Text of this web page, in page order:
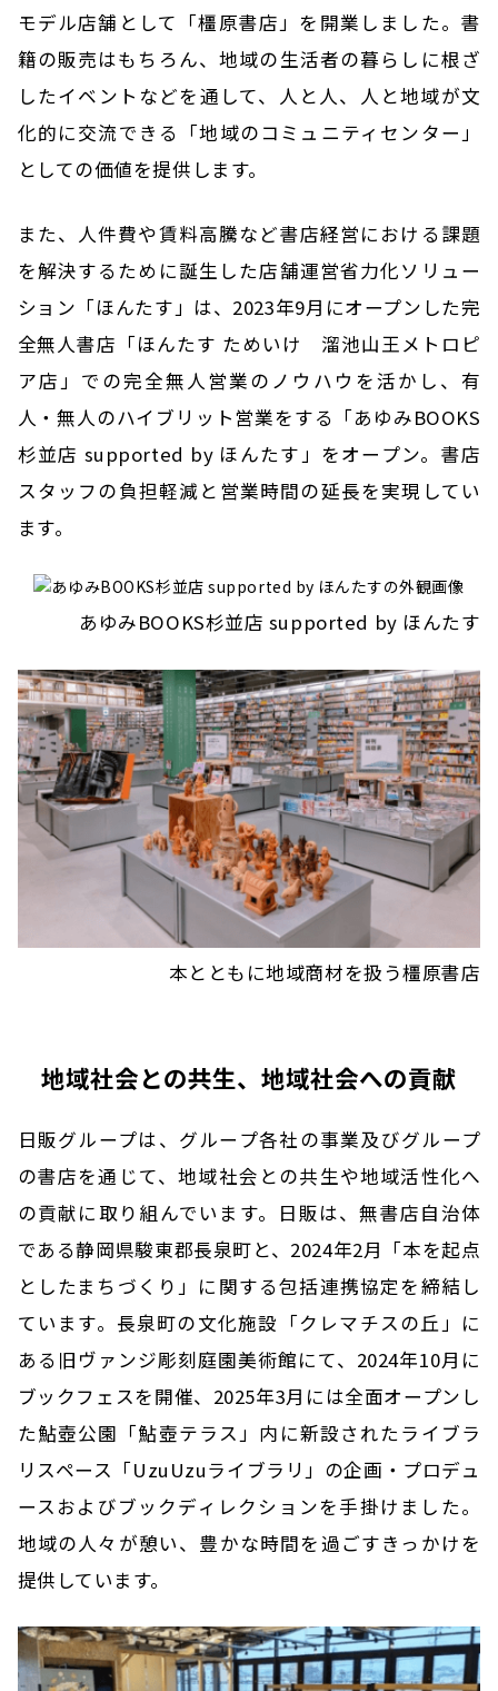
モデル店舗として「橿原書店」を開業しました。書
籍の販売はもちろん、地域の生活者の暮らしに根ざ
したイベントなどを通して、人と人、人と地域が文
化的に交流できる「地域のコミュニティセンター」
としての価値を提供します。
また、人件費や賃料高騰など書店経営における課題
を解決するために誕生した店舗運営省力化ソリュー
ション「ほんたす」は、2023年9月にオープンした完
全無人書店「ほんたす ためいけ 溜池山王メトロピ
ア店」での完全無人営業のノウハウを活かし、有
人・無人のハイブリット営業をする「あゆみBOOKS
杉並店 supported by ほんたす」をオープン。書店
スタッフの負担軽減と営業時間の延長を実現してい
ます。
あゆみBOOKS杉並店 supported by ほんたす
本とともに地域商材を扱う橿原書店
地域社会との共生、地域社会への貢献
日販グループは、グループ各社の事業及びグループ
の書店を通じて、地域社会との共生や地域活性化へ
の貢献に取り組んでいます。日販は、無書店自治体
である静岡県駿東郡長泉町と、2024年2月「本を起点
としたまちづくり」に関する包括連携協定を締結し
ています。長泉町の文化施設「クレマチスの丘」に
ある旧ヴァンジ彫刻庭園美術館にて、2024年10月に
ブックフェスを開催、2025年3月には全面オープンし
た鮎壺公園「鮎壺テラス」内に新設されたライブラ
リスペース「UzuUzuライブラリ」の企画・プロデュ
ースおよびブックディレクションを手掛けました。
地域の人々が憩い、豊かな時間を過ごすきっかけを
提供しています。